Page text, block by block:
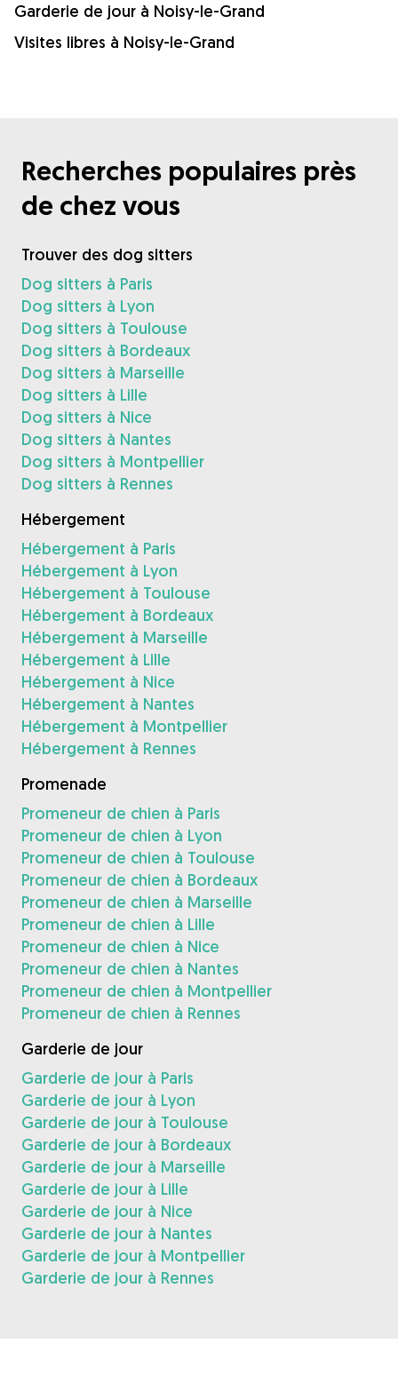
Garderie de jour à Noisy-le-Grand
Visites libres à Noisy-le-Grand
Recherches populaires près
de chez vous
Trouver des dog sitters
Dog sitters à Paris
Dog sitters à Lyon
Dog sitters à Toulouse
Dog sitters à Bordeaux
Dog sitters à Marseille
Dog sitters à Lille
Dog sitters à Nice
Dog sitters à Nantes
Dog sitters à Montpellier
Dog sitters à Rennes
Hébergement
Hébergement à Paris
Hébergement à Lyon
Hébergement à Toulouse
Hébergement à Bordeaux
Hébergement à Marseille
Hébergement à Lille
Hébergement à Nice
Hébergement à Nantes
Hébergement à Montpellier
Hébergement à Rennes
Promenade
Promeneur de chien à Paris
Promeneur de chien à Lyon
Promeneur de chien à Toulouse
Promeneur de chien à Bordeaux
Promeneur de chien à Marseille
Promeneur de chien à Lille
Promeneur de chien à Nice
Promeneur de chien à Nantes
Promeneur de chien à Montpellier
Promeneur de chien à Rennes
Garderie de jour
Garderie de jour à Paris
Garderie de jour à Lyon
Garderie de jour à Toulouse
Garderie de jour à Bordeaux
Garderie de jour à Marseille
Garderie de jour à Lille
Garderie de jour à Nice
Garderie de jour à Nantes
Garderie de jour à Montpellier
Garderie de jour à Rennes